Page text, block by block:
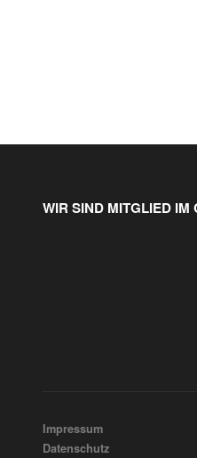
WIR SIND MITGLIED IM
Impressum
Datenschutz